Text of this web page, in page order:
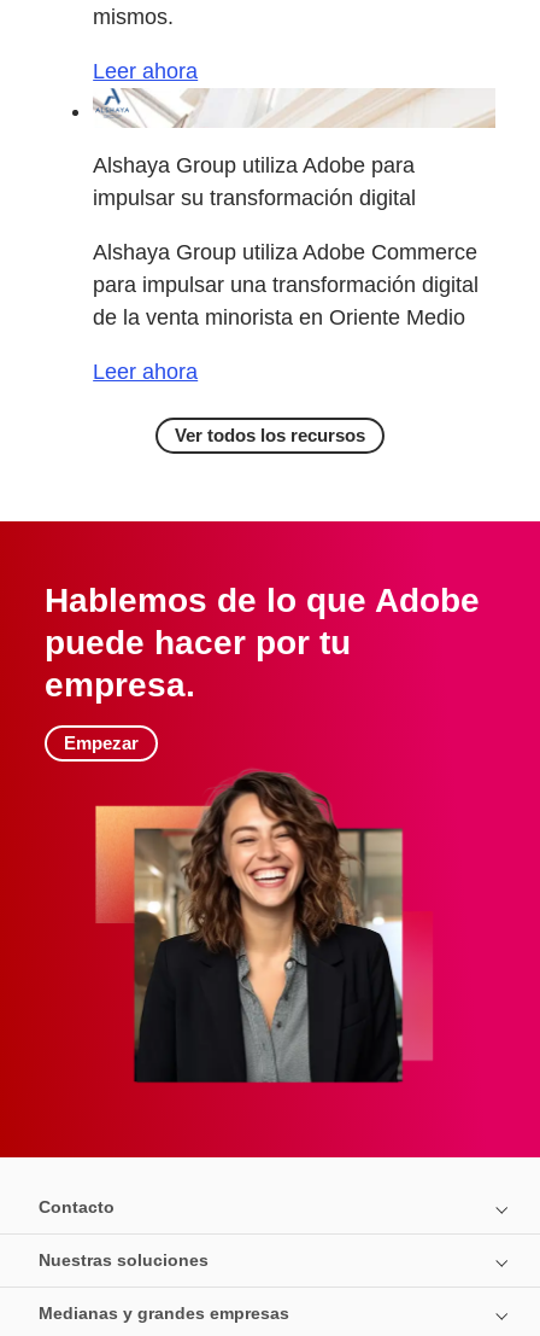
mismos.
Leer ahora
Alshaya Group utiliza Adobe para
impulsar su transformación digital
Alshaya Group utiliza Adobe Commerce
para impulsar una transformación digital
de la venta minorista en Oriente Medio
Leer ahora
Ver todos los recursos
Hablemos de lo que Adobe
puede hacer por tu
empresa.
Empezar
Contacto
Nuestras soluciones
Medianas y grandes empresas